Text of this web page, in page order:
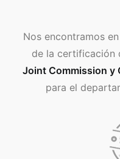
Nos encontramos
de la certificación
Joint Commission y
para el